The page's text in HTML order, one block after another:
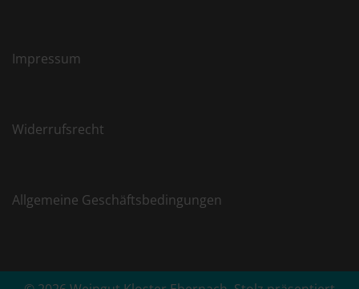
Impressum
Widerrufsrecht
Allgemeine Geschäftsbedingungen